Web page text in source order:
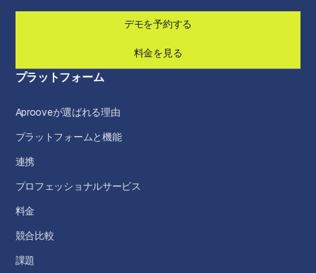
デモを予約する
料金を見る
プラットフォーム
Aprooveが選ばれる理由
プラットフォームと機能
連携
プロフェッショナルサービス
料金
競合比較
課題